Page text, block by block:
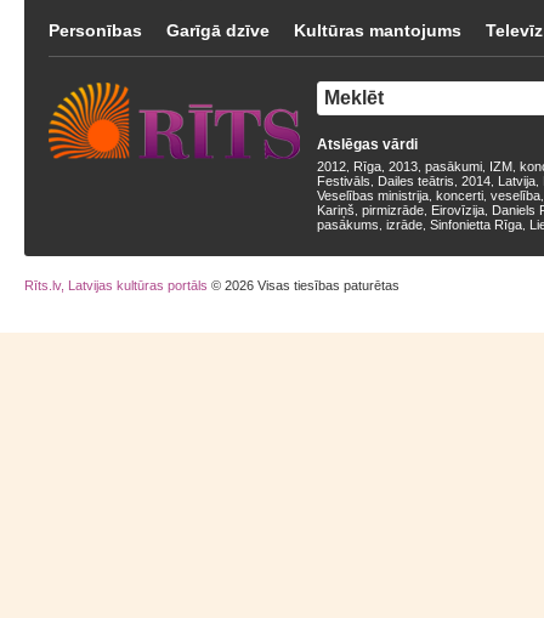
Personības Garīgā dzīve Kultūras mantojums
Atslēgas vārdi
2012 Rīga 2013 pasākumi IZM
Festivāls
Dailes teātris 2014 Latvija
Veselības ministrija koncerti veselība
Kariņš pirmizrāde Eirovīzija Daniels
pasākums izrāde Sinfonietta Rīga
Rīts.lv, Latvijas kultūras portāls © 2026 Visas tiesības paturētas